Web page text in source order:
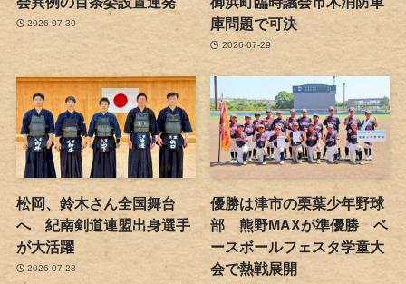
2026-07-30
庫問題で可決
2026-07-29
松岡、鈴木さん全国舞台
へ 紀南剣道連盟出身選手
が大活躍
2026-07-28
優勝は津市の栗葉少年野球
部 熊野MAXが準優勝 ベ
ースボールフェスタ学童大
会で熱戦展開